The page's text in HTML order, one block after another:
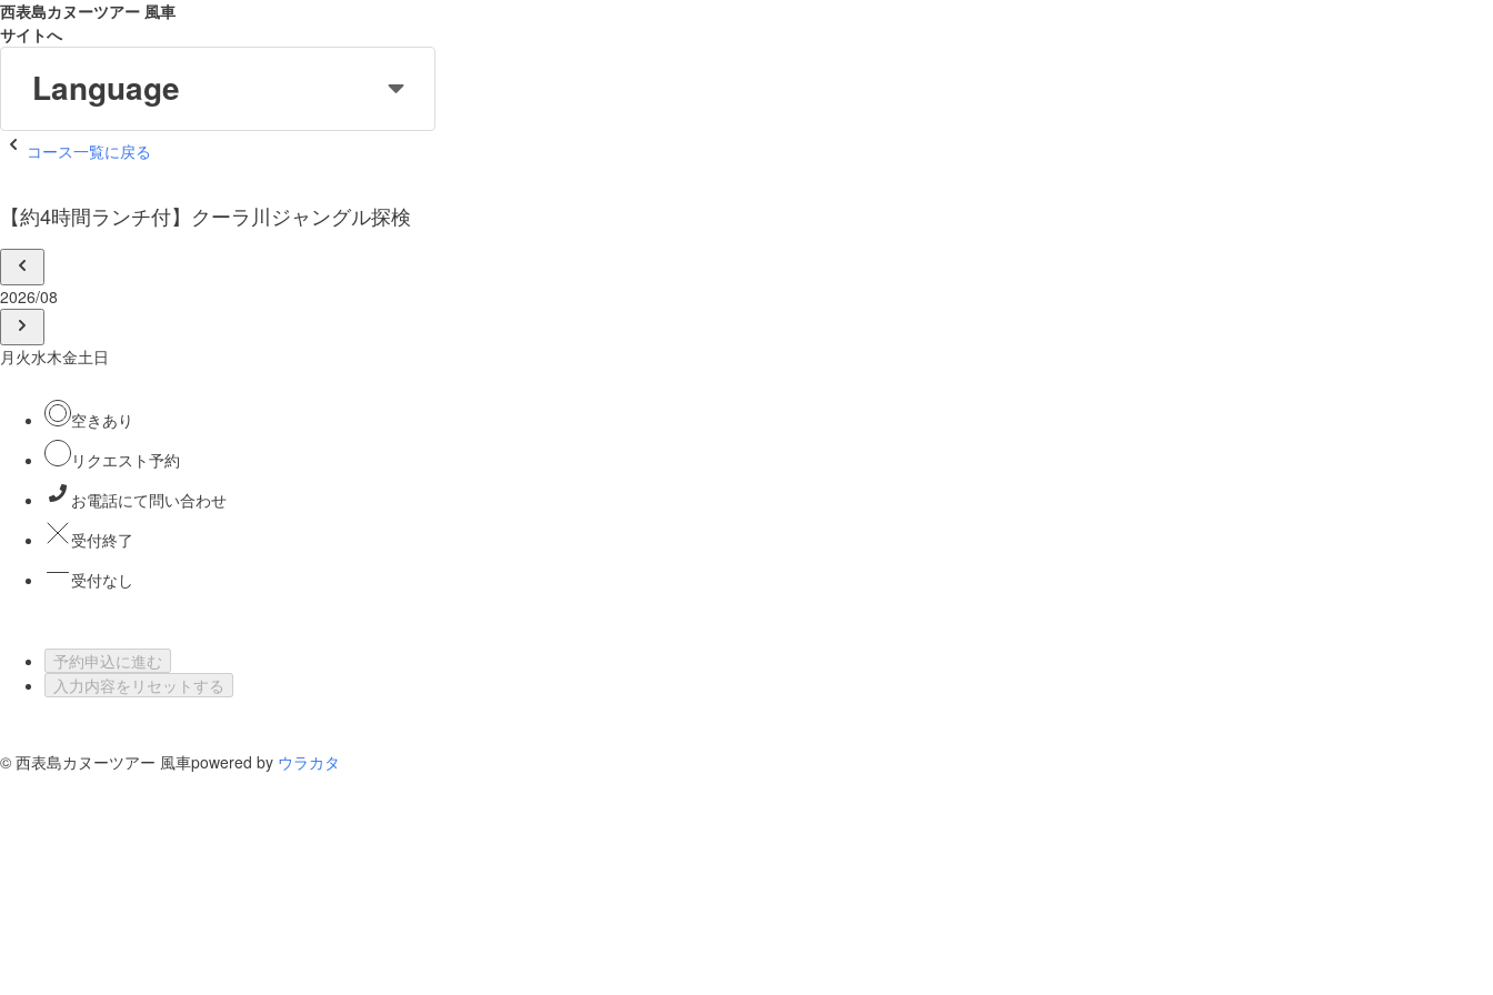
西表島カヌーツアー 風車
サイトへ
Language
コース一覧に戻る
【約4時間ランチ付】クーラ川ジャングル探検
2026/08
月 火水木金土日
空きあり
リクエスト予約
お電話にて問い合わせ
受付終了
受付なし
予約申込に進む
入力内容をリセットする
© 西表島カヌーツアー 風車powered by ウラカタ